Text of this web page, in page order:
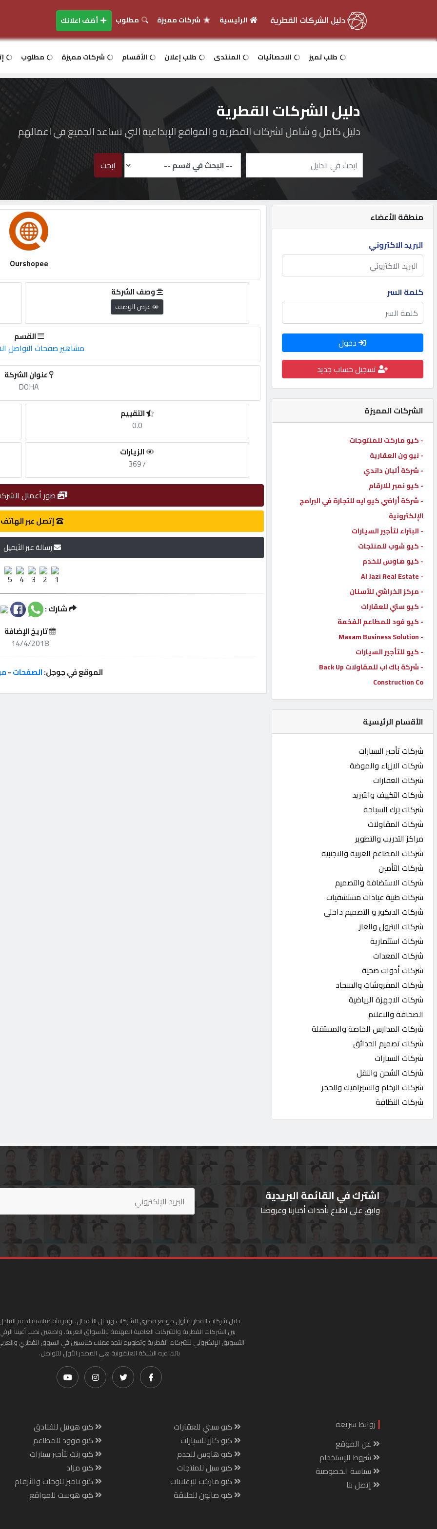
دخول
اعلانك
مطلوب
طلب
الاحصائيات
الأقسام
شركات
مميزة
إبحث
إتصل
بنا
إعلانات
المنتدى
كيو
مزاد
كيو
نمبر
كيو
كارز
كيو
ماركت
الدليل
القطري
POWERED
QHOST
الرئيسية شركات مميزة مطلوب أضف اعلانك
طلب تميز الاحصائيات المنتدى طلب إعلان الأقسام شركات مميزة مطلوب
دليل الشركات القطرية
دليل كامل و شامل لشركات القطرية و المواقع الإبداعية التي تساعد الجميع في اعمالهم
ابحث
منطقة الأعضاء
البريد الاكتروني
كلمة السر
دخول
تسجيل حساب جديد
الشركات المميزة
- كيو ماركت للمنتوجات
- نيو ون العقارية
- شركة ألبان داندي
- كيو نمبر للارقام
- شركة أراضي كيو ايه للتجارة في البرامج
الإلكترونية
- البتراء لتأجير السيارات
- كيو شوب للمنتجات
- كيو هاوس للخدم
- Al Jazi Real Estate
- مركز الخراشي للأسنان
- كيو ستي للعقارات
- كيو فود للمطاعم الفخمة
- Maxam Business Solution
- كيو للتأجير السيارات
- شركة باك اب للمقاولات Back Up
Construction Co
الأقسام الرئيسية
شركات تأجير السيارات
شركات الازياء والموضة
شركات العقارات
شركات التكييف والتبريد
شركات برك السباحة
شركات المقاولات
مراكز التدريب والتطوير
شركات المطاعم العربية والاجنبية
شركات التأمين
شركات الاستضافة والتصميم
شركات طبية عيادات مستشفيات
شركات الديكور و التصميم داخلي
شركات البترول والغاز
شركات استثمارية
شركات المعدات
شركات أدوات صحية
شركات المفروشات والسجاد
شركات الاجهزة الرياضية
الصحافة والاعلام
شركات المدارس الخاصة والمستقلة
شركات تصميم الحدائق
شركات السيارات
شركات الشحن والنقل
شركات الرخام والسيراميك والحجر
شركات النظافة
Ourshopee
وصف الشركة
عرض الوصف
القسم
مشاهير صفحات التواصل
عنوان الشركة
DOHA
التقييم
0.0
الزيارات
3697
صور أعمال
إتصل عبر الهاتف
رسالة عبر الأيميل
شارك :
تاريخ الإضافة
14/4/2018
الموقع في جوجل:الصفحات-
اشترك في القائمة البريدية
وابق على اطلاع بأحداث أخبارنا وعروضنا
دليل شركات القطرية أول موقع قطري للشركات ورجال الأعمال. نوفر بيئة مناسبة لدعم
بين الشركات القطرية والشركات العامية المهتمة بالأسواق العربية. واضعين نصب أعيننا
التسويق الإلكتروني للشركات القطرية وتطويره لتجد عملاء مناسبين في السوق القطري
باتت فيه الشبكة العنكبونية هي المصدر الأول للتواصل.
روابط سريعة
عن الموقع
شروط الإستخدام
سياسة الخصوصية
إتصل بنا
كيو سيتي للعقارات
كيو كارز للسيارات
كيو هاوس للخدم
كيو سيل للمنتجات
كيو ماركت للإعلانات
كيو صالون للحلاقة
كيو هوتيل للفنادق
كيو فوود للمطاعم
كيو رنت لتأجير سيارات
كيو مزاد
كيو نامبر للوحات والأرقام
كيو هوست للمواقع